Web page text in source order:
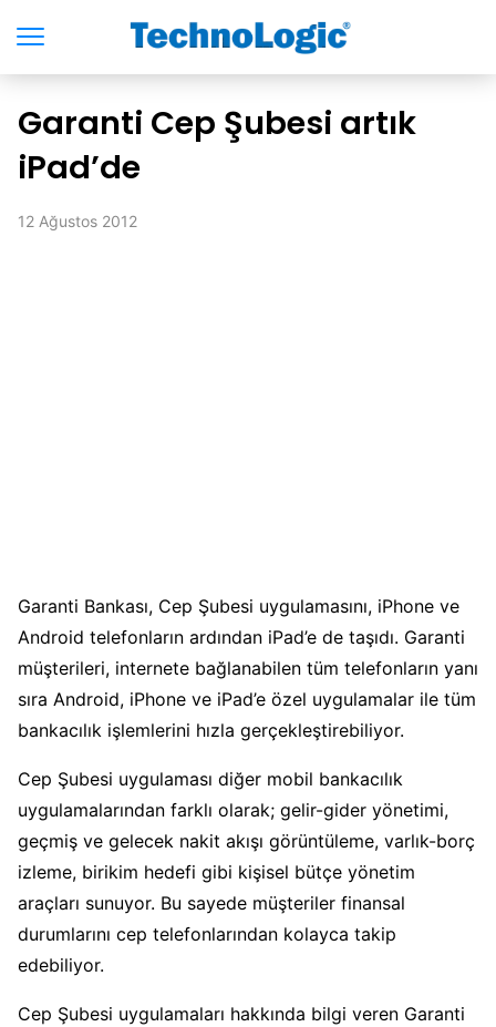
Garanti Cep Şubesi artık
iPad’de
12 Ağustos 2012
Garanti Bankası, Cep Şubesi uygulamasını, iPhone ve
Android telefonların ardından iPad’e de taşıdı. Garanti
müşterileri, internete bağlanabilen tüm telefonların yanı
sıra Android, iPhone ve iPad’e özel uygulamalar ile tüm
bankacılık işlemlerini hızla gerçekleştirebiliyor.
Cep Şubesi uygulaması diğer mobil bankacılık
uygulamalarından farklı olarak; gelir-gider yönetimi,
geçmiş ve gelecek nakit akışı görüntüleme, varlık-borç
izleme, birikim hedefi gibi kişisel bütçe yönetim
araçları sunuyor. Bu sayede müşteriler finansal
durumlarını cep telefonlarından kolayca takip
edebiliyor.
Cep Şubesi uygulamaları hakkında bilgi veren Garanti